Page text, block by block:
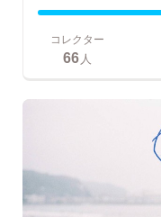
コレクター
66人